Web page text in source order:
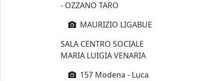
- OZZANO TARO
MAURIZIO LIGABUE
SALA CENTRO SOCIALE
MARIA LUIGIA VENARIA
157 Modena - Luca